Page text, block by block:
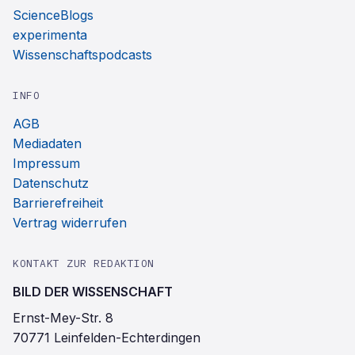
ScienceBlogs
experimenta
Wissenschaftspodcasts
INFO
AGB
Mediadaten
Impressum
Datenschutz
Barrierefreiheit
Vertrag widerrufen
KONTAKT ZUR REDAKTION
BILD DER WISSENSCHAFT
Ernst-Mey-Str. 8
70771 Leinfelden-Echterdingen